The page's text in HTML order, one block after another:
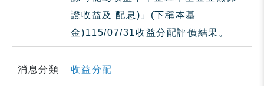
證收益及 配息)」(下稱本基
金)115/07/31收益分配評價結果。
消息分類 收益分配